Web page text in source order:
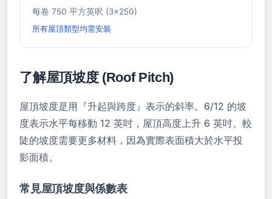
每卷 750 平方英呎 (3×250)
所有屋頂類型均需安裝
了解屋頂坡度 (Roof Pitch)
屋頂坡度是用『升起與跨度』表示的斜率。6/12 的坡
度表示水平每移動 12 英吋，屋頂高度上升 6 英吋。較
陡的坡度需要更多材料，因為實際表面積大於水平投
影面積。
常見屋頂坡度與係數表